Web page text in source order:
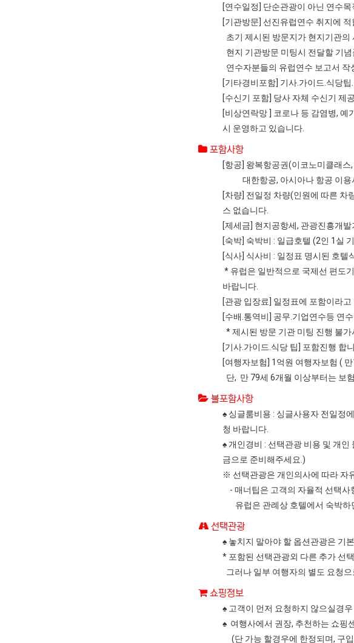
[연수일정] 단순관광이 아닌 연수
[기관방문] 선진유럽연수 취지에
초기 제시된 방문지가 현지기관
현지 기관방문 미팅시 전달할 기
연수자분들의 유럽연수 보고서
[기타경비포함] 기사.가이드.식당
[수신기 포함] 당사 자체 수신기 제
[비상연락망 ] 코로나 등 감염병,
시 운영하고 있습니다.
포함사항
[항공] 왕복항공권(이코노미클래스
대한항공, 아시아나 항공 이용
[차량] 전일정 차량(인원에 따른 차
스 없습니다.
[제세금] 현지공항세, 관광진흥개발
[숙박] 숙박비 : 일급호텔 (2인 1실
[식사] 식사비 : 일정표 명시된 호텔
* 유럽은 일반적으로 국제선 편도
바랍니다.
[관광 입장료] 일정표에 포함이라
[수배.통역비] 공무.기업연수등 연
* 제시된 방문 기관 미팅 진행 불
[기사.가이드.식당 팁] 포함진행 합
[여행자보험] 1억원 여행자보험 (
단, 만 79세 6개월 이상부터는
불포함사항
♠ 싱글룸비용 : 싱글사용자 전일정
청 바랍니다.
♠ 개인경비 : 선택관광 비용 및 개
금으로 준비해주세요.)
※ 선택관광은 개인의사에 따라 자
- 매너팁은 고객의 자율적 선택사
유럽은 관례상 호텔에서 숙박하
선택관광
♠ 놓치지 말아야 할 옵션관광은 기
* 포함된 선택관광외 다른 추가 선
그러나 일부 여행자의 별도 요청
쇼핑정보
♠ 고객이 먼저 요청하지 않으실경
♠ 여행사에서 권장, 추천하는 쇼핑
(단 가능 할경우에 한정되며, 구